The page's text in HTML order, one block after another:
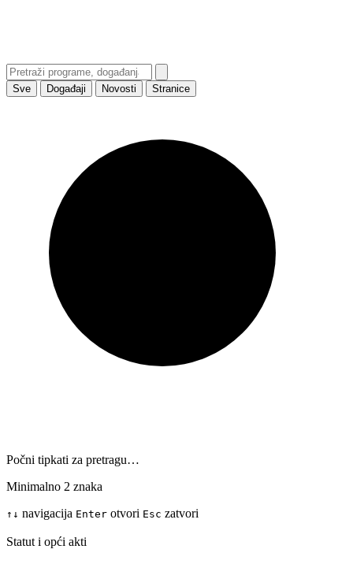
Sve Događaji Novosti Stranice
Počni tipkati za pretragu…
Minimalno 2 znaka
↑ ↓ navigacija Enter otvori Esc zatvori
Statut i opći akti